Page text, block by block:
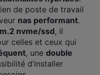
de poste de travail
nas performant.
m.2 nvme/ssd, il
celles et ceux qui
, une double
d’installer